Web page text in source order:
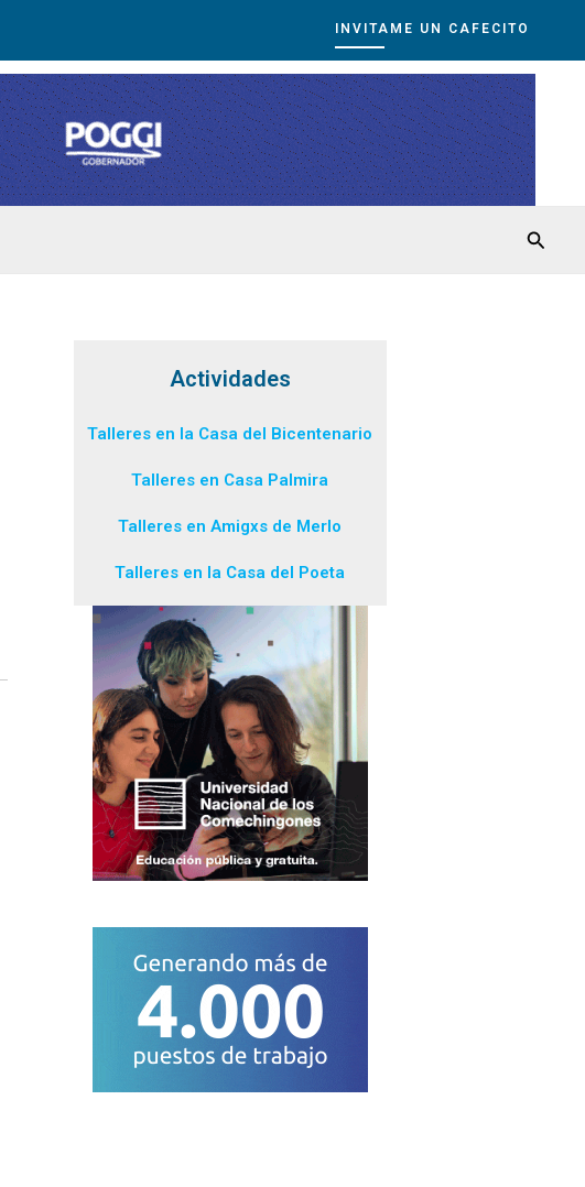
INVITAME UN CAFECITO
Actividades
Talleres en la Casa del Bicentenario
Talleres en Casa Palmira
Talleres en Amigxs de Merlo
Talleres en la Casa del Poeta